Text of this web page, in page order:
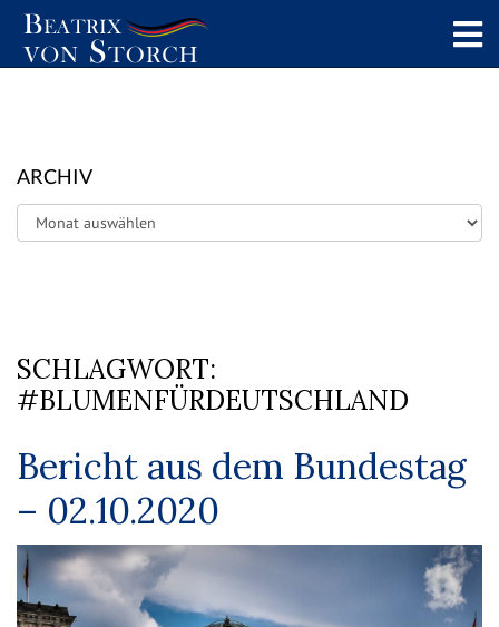
ARCHIV
Archiv
SCHLAGWORT:
#BLUMENFÜRDEUTSCHLAND
Bericht aus dem Bundestag
– 02.10.2020